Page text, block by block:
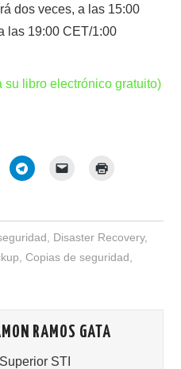
dos veces, a las 15:00
las 19:00 CET/1:00
su libro electrónico gratuito)
Disaster Recovery,
Copias de seguridad
RAMOS GATA
STI